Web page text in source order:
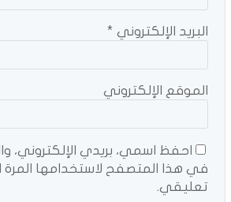
البريد الإلكتروني *
الموقع الإلكتروني
احفظ اسمي، بريدي الإلكتروني،
في هذا المتصفح لاستخدامها
تعليقي.